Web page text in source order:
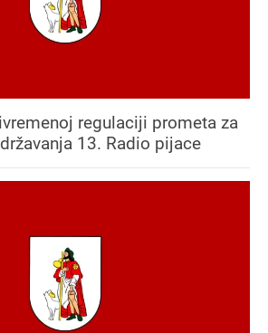
regulaciji prometa za
13. Radio pijace